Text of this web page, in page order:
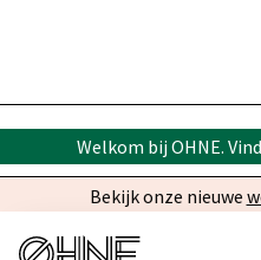
Welkom bij OHNE.
Bekijk onze nieuwe